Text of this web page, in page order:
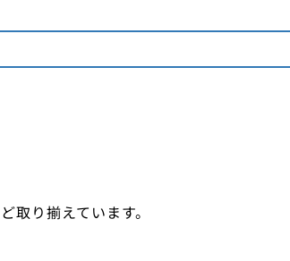
取り揃えています。